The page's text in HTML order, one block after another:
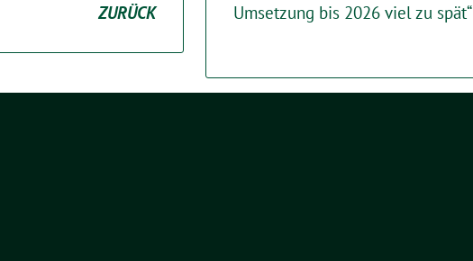
ZURÜCK
Umsetzung bis 2026 viel zu spät“